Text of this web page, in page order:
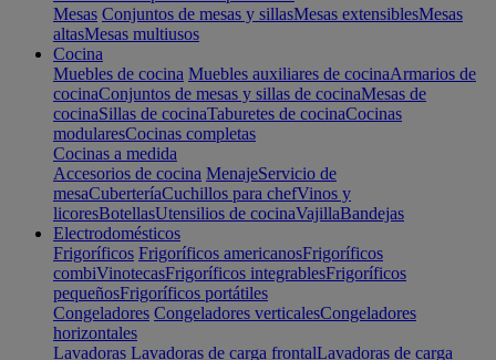
Mesas Conjuntos de mesas y sillasMesas extensiblesMesas
altasMesas multiusos
Cocina
Muebles de cocina Muebles auxiliares de cocinaArmarios de
cocinaConjuntos de mesas y sillas de cocinaMesas de
cocinaSillas de cocinaTaburetes de cocinaCocinas
modularesCocinas completas
Cocinas a medida
Accesorios de cocina MenajeServicio de
mesaCuberteríaCuchillos para chefVinos y
licoresBotellasUtensilios de cocinaVajillaBandejas
Electrodomésticos
Frigoríficos Frigoríficos americanosFrigoríficos
combiVinotecasFrigoríficos integrablesFrigoríficos
pequeñosFrigoríficos portátiles
Congeladores Congeladores verticalesCongeladores
horizontales
Lavadoras Lavadoras de carga frontalLavadoras de carga